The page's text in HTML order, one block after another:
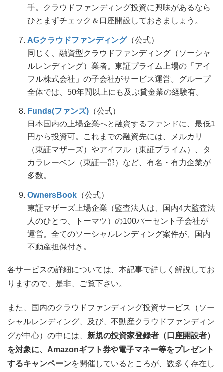
手。クラウドファンディング投資に興味があるなら
ひとまずチェック＆口座開設しておきましょう。
AGクラウドファンディング（公式）
同じく、融資型クラウドファンディング（ソーシャ
ルレンディング）業者。東証プライム上場の「アイ
フル株式会社」の子会社がサービス運営。グループ
全体では、50年間以上にも及ぶ貸金業の経験有。
Funds(ファンズ) （公式）
日本国内の上場企業へと融資するファンドに、最低1
円から投資可。これまでの融資先には、メルカリ
（東証マザーズ）やアイフル（東証プライム）、タ
カラレーベン（東証一部）など、有名・有力企業が
多数。
OwnersBook （公式）
東証マザーズ上場企業（監査法人は、国内4大監査法
人のひとつ、トーマツ）の100パーセント子会社が
運営。全てのソーシャルレンディング案件が、国内
不動産担保付き。
各サービスの詳細については、本記事で詳しく解説してお
りますので、是非、ご覧下さい。
また、国内のクラウドファンディング投資サービス（ソー
シャルレンディング、及び、不動産クラウドファンディン
グが中心）の中には、 新規の投資家登録者（口座開設者）
を対象に、Amazonギフト券や電子マネー等をプレゼント
するキャンペーンを開催しているところが、数多く存在し